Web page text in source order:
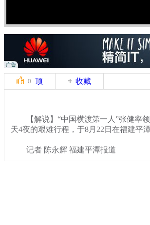
0 顶 收藏
【解说】“中国横渡第一人”张健率领
天4夜的艰难行程，于8月22日在福建平
记者 陈永辉 福建平潭报道